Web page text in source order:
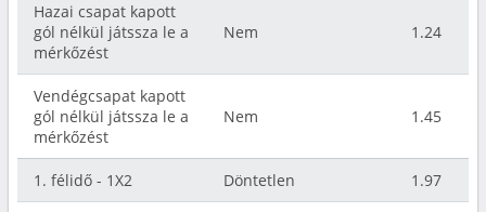
Hazai csapat kapott
gól nélkül játssza le a
mérkőzést
Nem 1.24
Vendégcsapat kapott
gól nélkül játssza le a
mérkőzést
Nem 1.45
1. félidő - 1X2 Döntetlen 1.97